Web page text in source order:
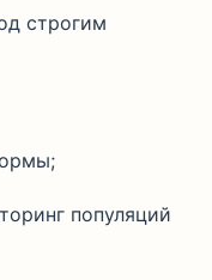
строгим
популяций